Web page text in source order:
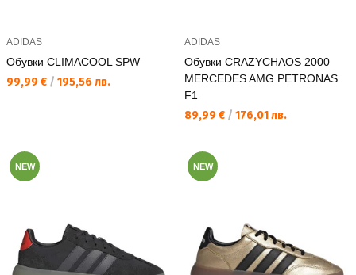
ADIDAS
Обувки CLIMACOOL SPW
Текуща цена:
99,99 € / 195,56 лв.
ADIDAS
Обувки CRAZYCHAOS 2000
MERCEDES AMG PETRONAS
F1
Текуща цена:
89,99 € / 176,01 лв.
NEW NEW